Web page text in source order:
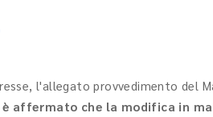
l'allegato provvedimento del
affermato che la modifica in